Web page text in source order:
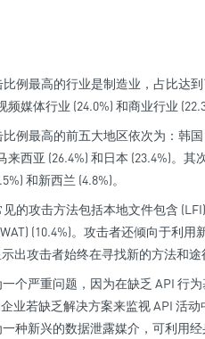
比例最高的行业是制造业，占比达
频媒体行业 (24.0%) 和商业行业
比例最高的前五大地区依次为：韩
来西亚 (26.4%) 和日本 (23.4%)。
和新西兰 (4.8%)。
的攻击方法包括本地文件包含
(10.4%)。攻击者还倾向于利
出攻击者始终在寻找新的方法和途
个严重问题，因为在缺乏 API 行
业若缺乏解决方案来监视 API 活
种新兴的数据泄露媒介，可利用经